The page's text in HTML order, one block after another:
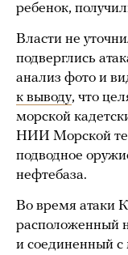
ребенок,
Власти не
подверглись
анализ фото и
к выводу, что
морской
НИИ Морской
подводное
нефтебаза.
Во время атаки
расположенный
и соединенный